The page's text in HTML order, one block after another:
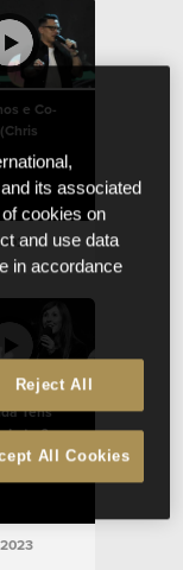
e Co-
Tens
Lutar?
its associated
cookies on
and use data
in accordance
Reject All
All Cookies